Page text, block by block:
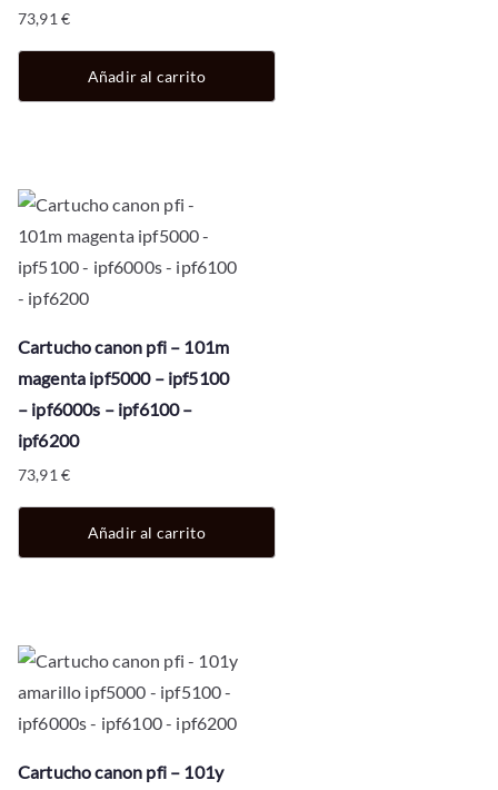
73,91 €
Añadir al carrito
Cartucho canon pfi – 101m
magenta ipf5000 – ipf5100
– ipf6000s – ipf6100 –
ipf6200
73,91 €
Añadir al carrito
Cartucho canon pfi – 101y